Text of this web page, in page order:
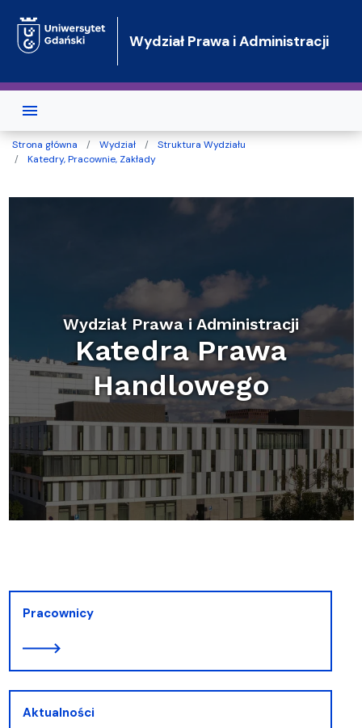
Wydział Prawa i Administracji
Strona główna Wydział
Struktura Wydziału
Katedry, Pracownie, Zakłady
Wydział Prawa i Administracji
Katedra Prawa
Handlowego
Pracownicy
Aktualności